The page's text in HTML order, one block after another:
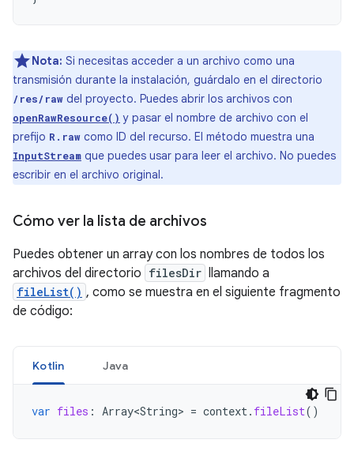
Nota: Si necesitas acceder a un archivo como una
transmisión durante la instalación, guárdalo en el directorio
/res/raw del proyecto. Puedes abrir los archivos con
openRawResource() y pasar el nombre de archivo con el
prefijo R.raw como ID del recurso. El método muestra una
InputStream que puedes usar para leer el archivo. No puedes
escribir en el archivo original.
Cómo ver la lista de archivos
Puedes obtener un array con los nombres de todos los
archivos del directorio filesDir llamando a
fileList() , como se muestra en el siguiente fragmento
de código:
Kotlin Java
var files : Array<String> = context. fileList()